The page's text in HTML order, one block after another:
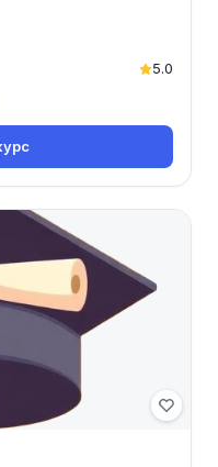
5.0